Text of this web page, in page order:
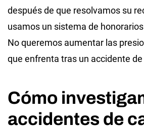
después de que resolvamos su
usamos un sistema de
No queremos aumentar las
que enfrenta tras un accidente
Cómo
accidentes de